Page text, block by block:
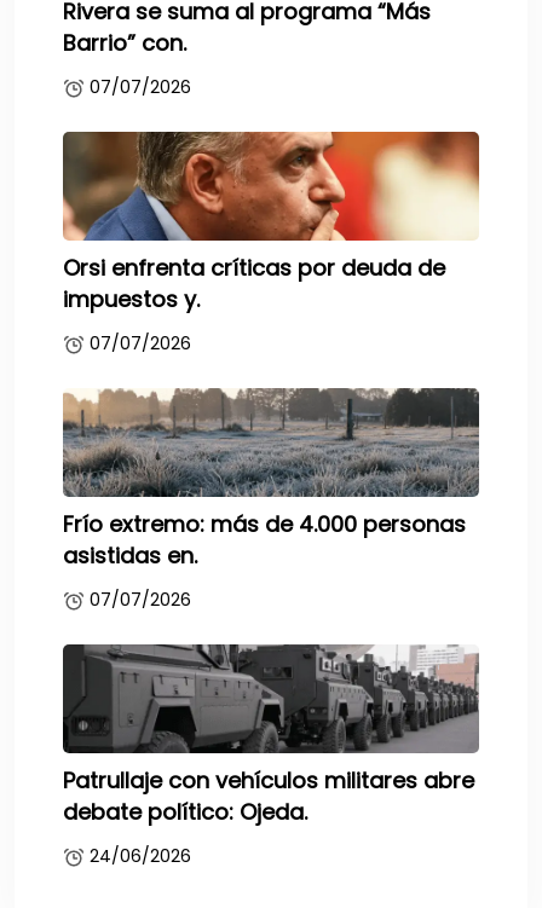
Rivera se suma al programa “Más
Barrio” con.
07/07/2026
Orsi enfrenta críticas por deuda de
impuestos y.
07/07/2026
Frío extremo: más de 4.000 personas
asistidas en.
07/07/2026
Patrullaje con vehículos militares abre
debate político: Ojeda.
24/06/2026